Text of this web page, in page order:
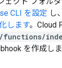
CLI を設定 し、
します。Cloud
/functions/
を作成しま